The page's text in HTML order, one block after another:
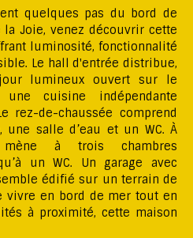
quelques pas du bord de
Joie, venez découvrir cette
luminosité, fonctionnalité
Le hall d'entrée distribue,
lumineux ouvert sur le
cuisine indépendante
rez-de-chaussée comprend
une salle d’eau et un WC. À
à trois chambres
un WC. Un garage avec
édifié sur un terrain de
vivre en bord de mer tout en
à proximité, cette maison